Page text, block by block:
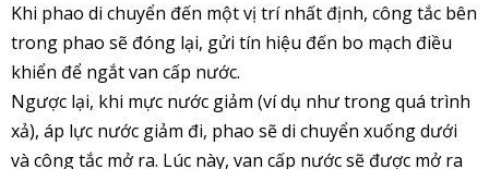
Khi phao di chuyển đến một vị trí nhất định, công tắc bên
trong phao sẽ đóng lại, gửi tín hiệu đến bo mạch điều
khiển để ngắt van cấp nước.
Ngược lại, khi mực nước giảm (ví dụ như trong quá trình
xả), áp lực nước giảm đi, phao sẽ di chuyển xuống dưới
và công tắc mở ra. Lúc này, van cấp nước sẽ được mở ra